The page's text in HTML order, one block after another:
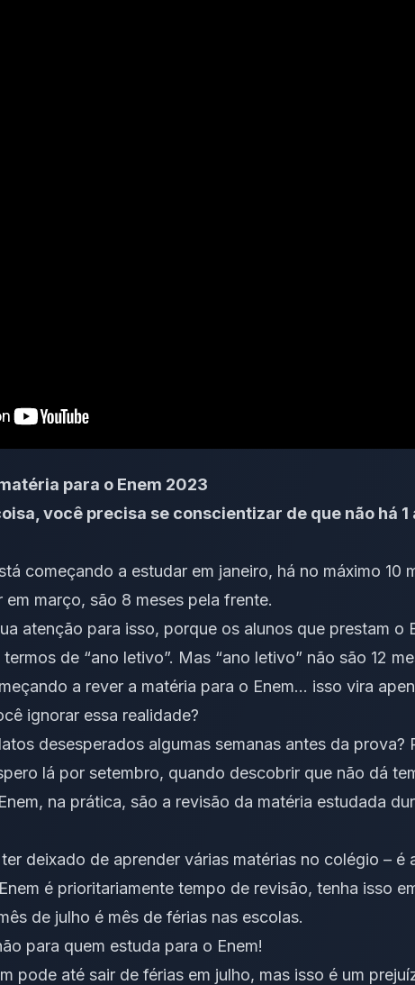
para o Enem 2023
você precisa se conscientizar de que não há 1
começando a estudar em janeiro, há no máximo 10
março, são 8 meses pela frente.
atenção para isso, porque os alunos que prestam o
de “ano letivo”. Mas “ano letivo” não são 12
a rever a matéria para o Enem… isso vira
ignorar essa realidade?
desesperados algumas semanas antes da
lá por setembro, quando descobrir que não dá
na prática, são a revisão da matéria estudada
deixado de aprender várias matérias no colégio – é
é prioritariamente tempo de revisão, tenha isso
de julho é mês de férias nas escolas.
para quem estuda para o Enem!
pode até sair de férias em julho, mas isso é um